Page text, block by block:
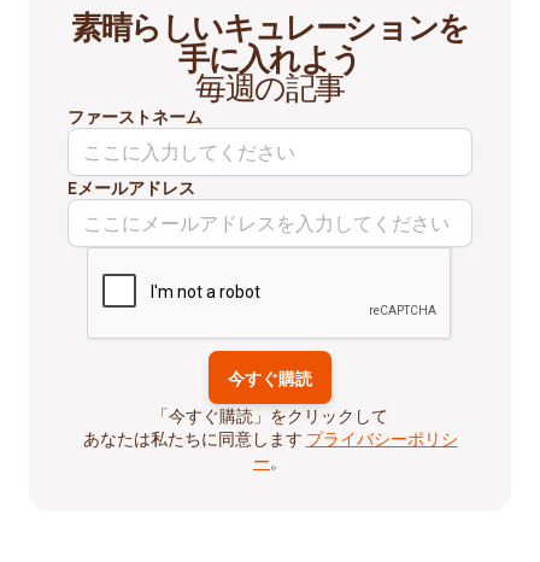
素晴らしいキュレーションを
手に入れよう
毎週の記事
ファーストネーム
Eメールアドレス
「今すぐ購読」をクリックして
あなたは私たちに同意します プライバシーポリシ
ー。